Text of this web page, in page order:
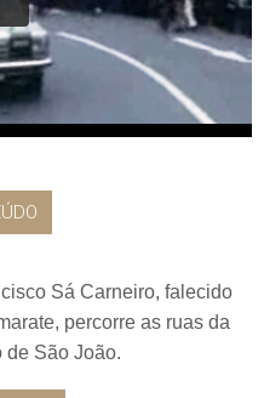
Sá Carneiro, falecido
percorre as ruas da
de São João.